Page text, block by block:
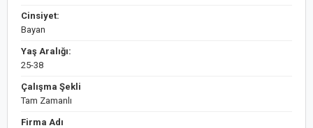
Cinsiyet:
Bayan
Yaş Aralığı:
25-38
Çalışma Şekli
Tam Zamanlı
Firma Adı